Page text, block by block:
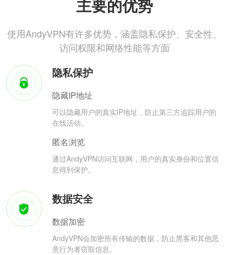
主要的优势
使用AndyVPN有许多优势，涵盖隐私保护、安全性、
访问权限和网络性能等方面
隐私保护
隐藏IP地址
可以隐藏用户的真实IP地址，防止第三方追踪用户的
在线活动。
匿名浏览
通过AndyVPN访问互联网，用户的真实身份和位置信
息得到保护。
数据安全
数据加密
AndyVPN会加密所有传输的数据，防止黑客和其他恶
意行为者窃取信息。